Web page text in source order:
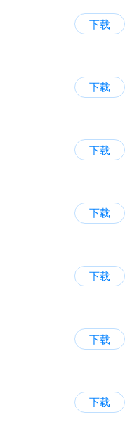
下载
下载
下载
下载
下载
下载
下载